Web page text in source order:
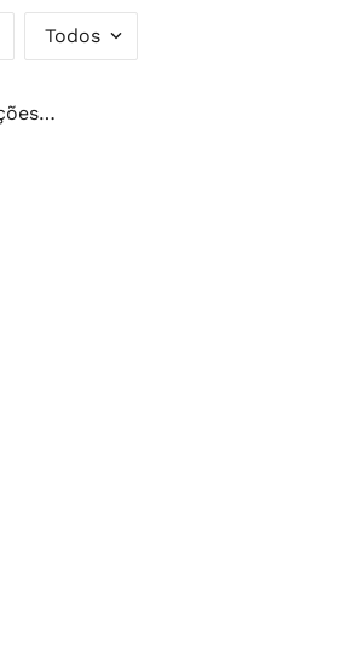
Todos